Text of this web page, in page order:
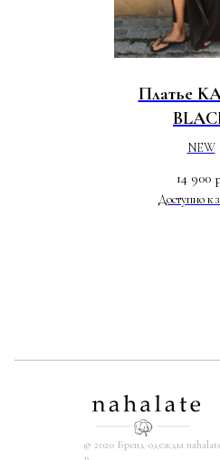
Платье
NEW
14 900
© 2020 Бренд одежды